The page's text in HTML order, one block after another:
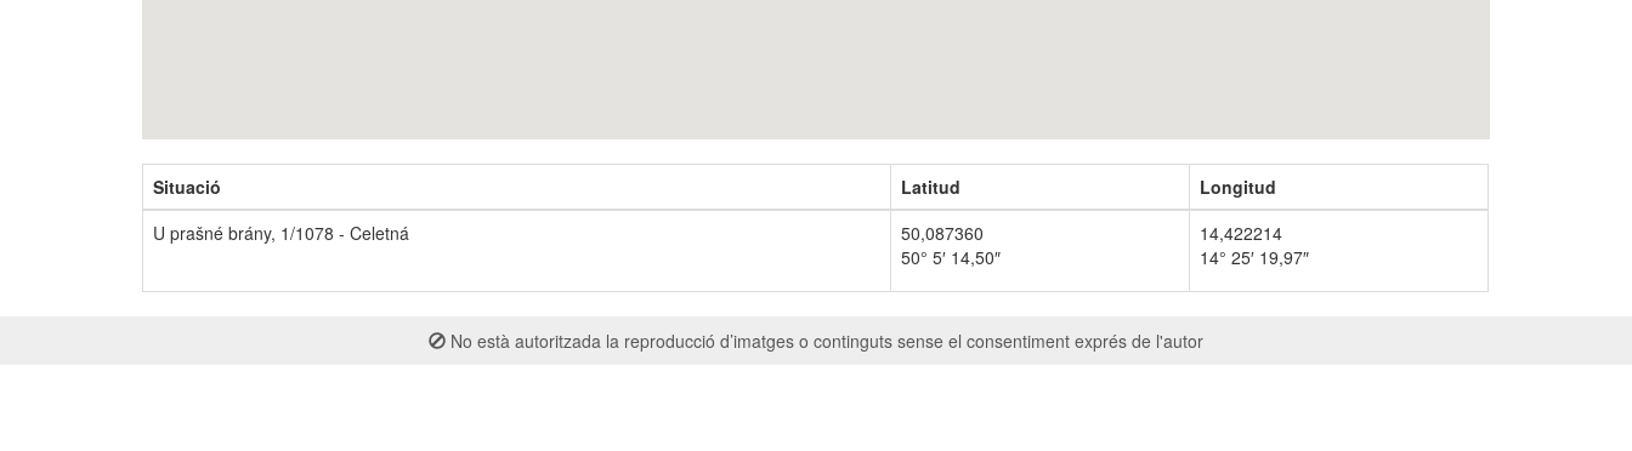
Situació Latitud
Longitud
U prašné brány, 1/1078 - Celetná
50,087360
50° 5′ 14,50″
14,422214
14° 25′ 19,97″
No està autoritzada la reproducció d’imatges o continguts sense el consentiment exprés de l'autor